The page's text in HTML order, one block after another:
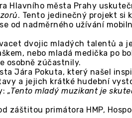
Hlavního města Prahy
. Tento jedinečný projekt si
od nadměrného užívání
dvojic mladých talentů a
nebo mladá medička po
osobně zúčastnily.
Jára Pokuta, který našel
a jejich krátké hudební
„Tento mladý muzikant je
záštitou primátora HMP,